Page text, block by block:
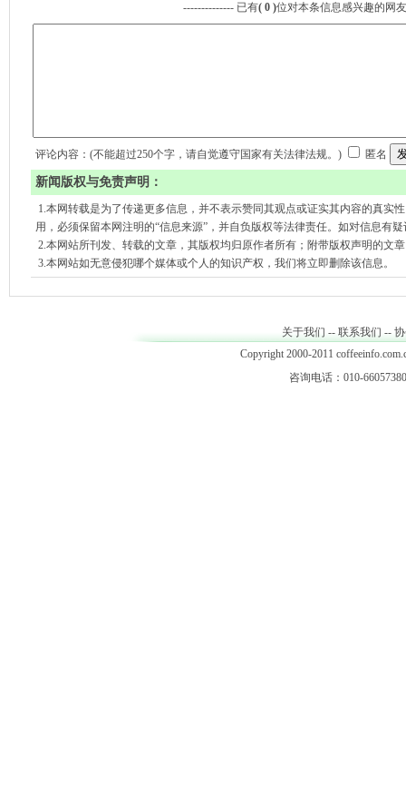
-------------- 已有( 0 )位对本条信息感兴趣的网
评论内容：(不能超过250个字，请自觉遵守国家有关法律法规。) 匿名
新闻版权与免责声明：
1.本网转载是为了传递更多信息，并不表示赞同其观点或证实其内容的真实
用，必须保留本网注明的“信息来源”，并自负版权等法律责任。如对信息有
2.本网站所刊发、转载的文章，其版权均归原作者所有；附带版权声明的文
3.本网站如无意侵犯哪个媒体或个人的知识产权，我们将立即删除该信息。
关于我们 -- 联系我们 --
Copyright 2000-2011
咨询电话：010-